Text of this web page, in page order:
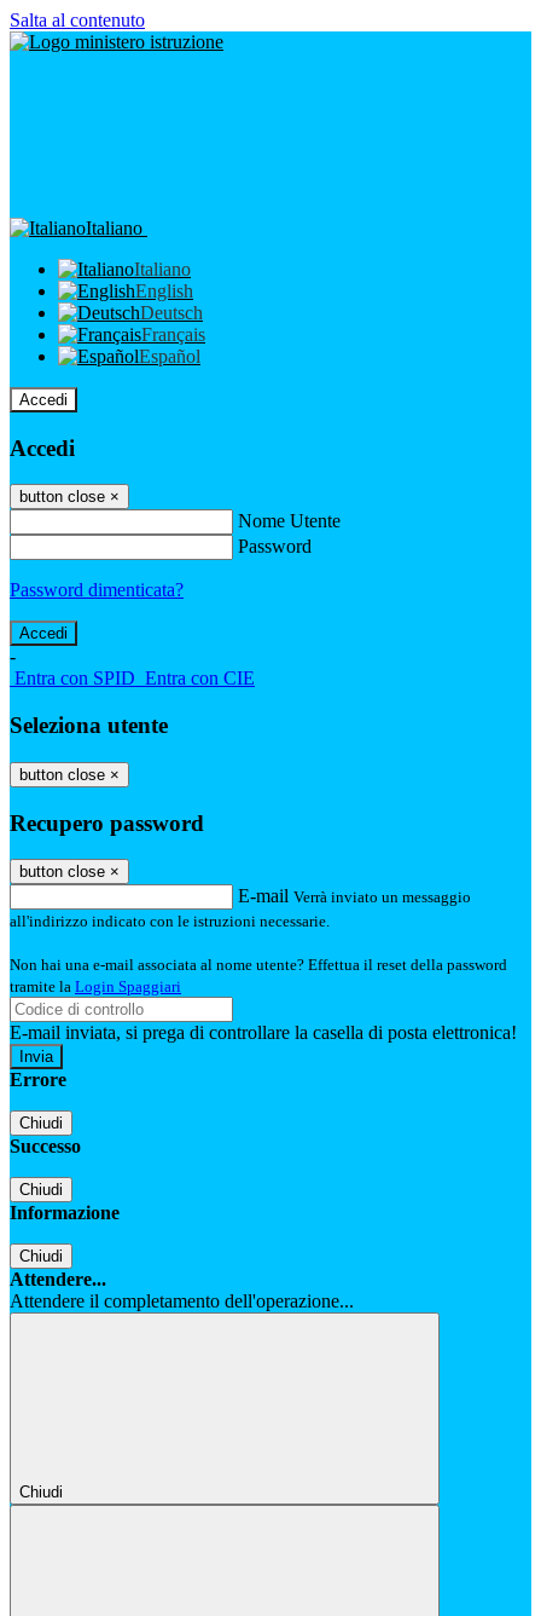
Salta al contenuto
Italiano
Italiano
English
Deutsch
Français
Español
Accedi
Accedi
button close ×
Nome Utente
Password
Password dimenticata?
-
Entra con SPID Entra con CIE
Seleziona utente
button close ×
Recupero password
button close ×
E-mail Verrà inviato un messaggio
all'indirizzo indicato con le istruzioni necessarie.
Non hai una e-mail associata al nome utente? Effettua il reset della password
tramite la Login Spaggiari
E-mail inviata, si prega di controllare la casella di posta elettronica!
Errore
Chiudi
Successo
Chiudi
Informazione
Chiudi
Attendere...
Attendere il completamento dell'operazione...
Chiudi